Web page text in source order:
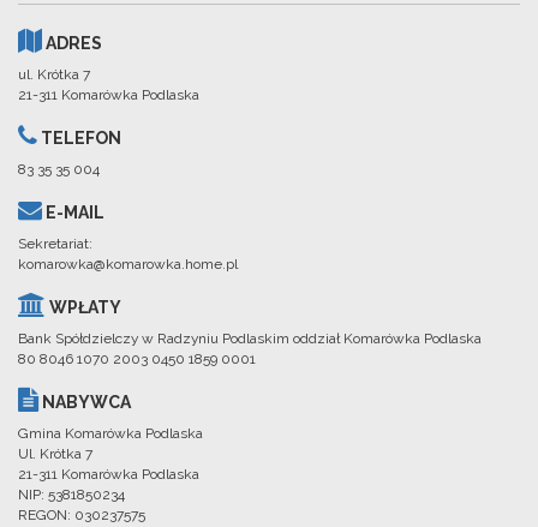
ADRES
ul. Krótka 7
21-311 Komarówka Podlaska
TELEFON
83 35 35 004
E-MAIL
Sekretariat:
komarowka@komarowka.home.pl
WPŁATY
Bank Spółdzielczy w Radzyniu Podlaskim oddział Komarówka Podlaska
80 8046 1070 2003 0450 1859 0001
NABYWCA
Gmina Komarówka Podlaska
Ul. Krótka 7
21-311 Komarówka Podlaska
NIP: 5381850234
REGON: 030237575